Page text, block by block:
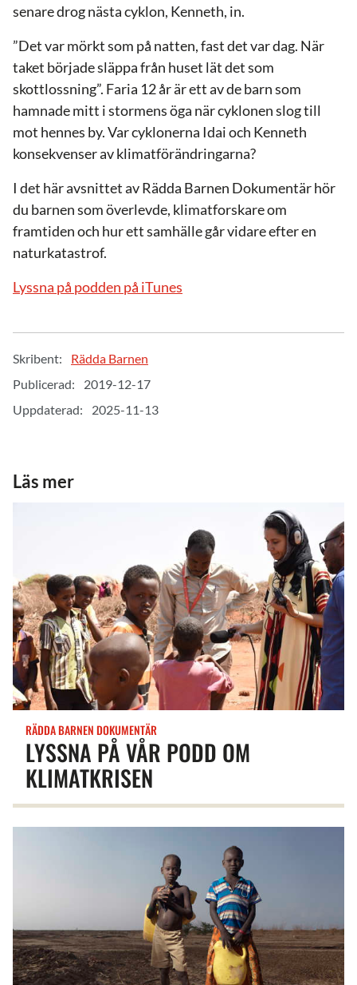
senare drog nästa cyklon, Kenneth, in.
”Det var mörkt som på natten, fast det var dag. När
taket började släppa från huset lät det som
skottlossning”. Faria 12 år är ett av de barn som
hamnade mitt i stormens öga när cyklonen slog till
mot hennes by. Var cyklonerna Idai och Kenneth
konsekvenser av klimatförändringarna?
I det här avsnittet av Rädda Barnen Dokumentär hör
du barnen som överlevde, klimatforskare om
framtiden och hur ett samhälle går vidare efter en
naturkatastrof.
Lyssna på podden på iTunes
Skribent:
Rädda Barnen
Publicerad:
2019-12-17
Uppdaterad:
2025-11-13
Läs mer
LYSSNA PÅ VÅR PODD OM
KLIMATKRISEN
RÄDDA BARNEN DOKUMENTÄR